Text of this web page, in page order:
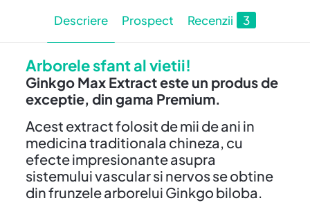
Descriere Prospect Recenzii 3
Arborele sfant al vietii!
Ginkgo Max Extract este un produs de
exceptie, din gama Premium.
Acest extract folosit de mii de ani in
medicina traditionala chineza, cu
efecte impresionante asupra
sistemului vascular si nervos se obtine
din frunzele arborelui Ginkgo biloba.